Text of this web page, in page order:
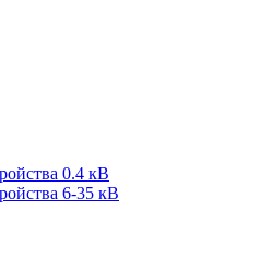
0.4 кВ
6-35 кВ